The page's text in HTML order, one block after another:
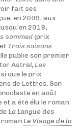
fait ses
en 2009, aux
2018,
sommeil(prix
Trois saisons
publie son premier
Astral, Les
que le prix
de Lettres. Son
en août
a été élu le roman
La Langue des
Le Visage de la